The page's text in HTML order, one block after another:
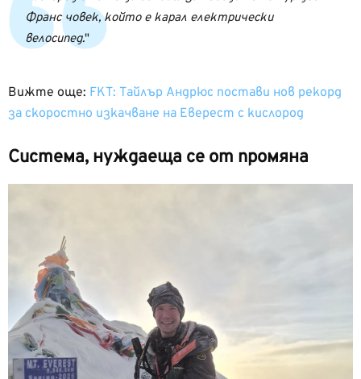
Франс човек, който е карал електрически
велосипед.
Вижте още: FKT: Тайлър Андрюс постави нов рекорд
за скоростно изкачване на Eверест с кислород
Система, нуждаеща се от промяна